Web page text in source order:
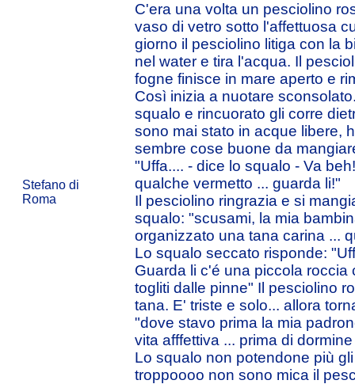
Stefano di
Roma
C'era una volta un pesciolino
vaso di vetro sotto l'affettuosa
giorno il pesciolino litiga con la
nel water e tira l'acqua. Il
fogne finisce in mare aperto e
Così inizia a nuotare
squalo e rincuorato gli corre
sono mai stato in acque libere,
sembre cose buone da
"Uffa.... - dice lo squalo - Va
qualche vermetto ... guarda li!"
Il pesciolino ringrazia e si
squalo: "scusami, la mia
organizzato una tana carina ...
Lo squalo seccato risponde:
Guarda li c'é una piccola roccia
togliti dalle pinne" Il pesciolino
tana. E' triste e solo... allora
"dove stavo prima la mia
vita afffettiva ... prima di
Lo squalo non potendone più
troppoooo non sono mica il